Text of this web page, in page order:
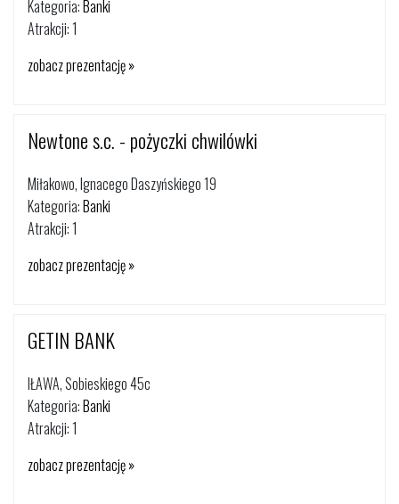
Kategoria:Banki
Atrakcji: 1
zobacz prezentację »
Newtone s.c. - pożyczki chwilówki
Miłakowo, Ignacego Daszyńskiego 19
Kategoria:Banki
Atrakcji: 1
zobacz prezentację »
GETIN BANK
IŁAWA, Sobieskiego 45c
Kategoria:Banki
Atrakcji: 1
zobacz prezentację »